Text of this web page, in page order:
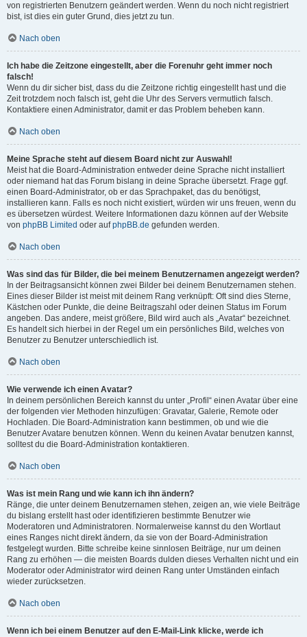
von registrierten Benutzern geändert werden. Wenn du noch nicht registriert
bist, ist dies ein guter Grund, dies jetzt zu tun.
Nach oben
Ich habe die Zeitzone eingestellt, aber die Forenuhr geht immer noch
falsch!
Wenn du dir sicher bist, dass du die Zeitzone richtig eingestellt hast und die
Zeit trotzdem noch falsch ist, geht die Uhr des Servers vermutlich falsch.
Kontaktiere einen Administrator, damit er das Problem beheben kann.
Nach oben
Meine Sprache steht auf diesem Board nicht zur Auswahl!
Meist hat die Board-Administration entweder deine Sprache nicht installiert
oder niemand hat das Forum bislang in deine Sprache übersetzt. Frage ggf.
einen Board-Administrator, ob er das Sprachpaket, das du benötigst,
installieren kann. Falls es noch nicht existiert, würden wir uns freuen, wenn du
es übersetzen würdest. Weitere Informationen dazu können auf der Website
von phpBB Limited oder aufphpBB.de gefunden werden.
Nach oben
Was sind das für Bilder, die bei meinem Benutzernamen angezeigt werden?
In der Beitragsansicht können zwei Bilder bei deinem Benutzernamen stehen.
Eines dieser Bilder ist meist mit deinem Rang verknüpft: Oft sind dies Sterne,
Kästchen oder Punkte, die deine Beitragszahl oder deinen Status im Forum
angeben. Das andere, meist größere, Bild wird auch als „Avatar“ bezeichnet.
Es handelt sich hierbei in der Regel um ein persönliches Bild, welches von
Benutzer zu Benutzer unterschiedlich ist.
Nach oben
Wie verwende ich einen Avatar?
In deinem persönlichen Bereich kannst du unter „Profil“ einen Avatar über eine
der folgenden vier Methoden hinzufügen: Gravatar, Galerie, Remote oder
Hochladen. Die Board-Administration kann bestimmen, ob und wie die
Benutzer Avatare benutzen können. Wenn du keinen Avatar benutzen kannst,
solltest du die Board-Administration kontaktieren.
Nach oben
Was ist mein Rang und wie kann ich ihn ändern?
Ränge, die unter deinem Benutzernamen stehen, zeigen an, wie viele Beiträge
du bislang erstellt hast oder identifizieren bestimmte Benutzer wie
Moderatoren und Administratoren. Normalerweise kannst du den Wortlaut
eines Ranges nicht direkt ändern, da sie von der Board-Administration
festgelegt wurden. Bitte schreibe keine sinnlosen Beiträge, nur um deinen
Rang zu erhöhen — die meisten Boards dulden dieses Verhalten nicht und ein
Moderator oder Administrator wird deinen Rang unter Umständen einfach
wieder zurücksetzen.
Nach oben
Wenn ich bei einem Benutzer auf den E-Mail-Link klicke, werde ich